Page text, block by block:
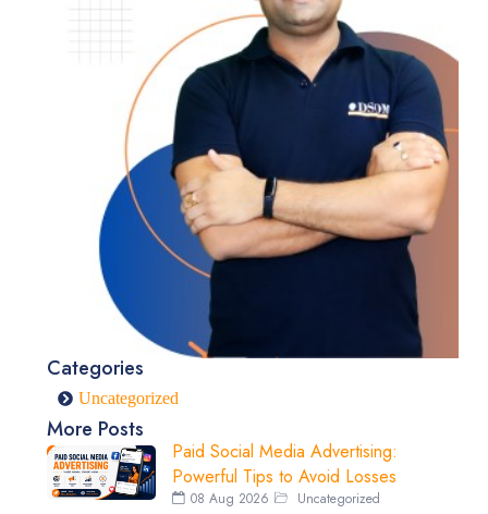
Categories
Uncategorized
More Posts
Paid Social Media Advertising:
Powerful Tips to Avoid Losses
08 Aug 2026 Uncategorized